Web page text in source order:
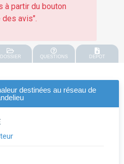
à partir du bouton
des avis".
DOSSIER QUESTIONS DEPOT
destinées au réseau de